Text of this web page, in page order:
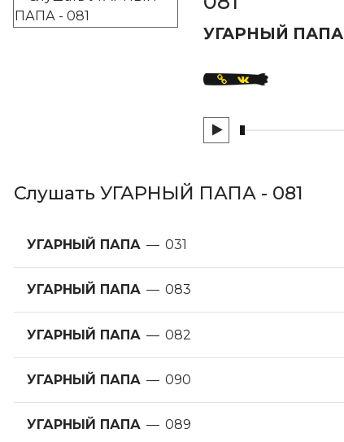
УГАРНЫЙ ПАПА
Слушать УГАРНЫЙ ПАПА - 081
УГАРНЫЙ ПАПА — 031
УГАРНЫЙ ПАПА — 083
УГАРНЫЙ ПАПА — 082
УГАРНЫЙ ПАПА — 090
УГАРНЫЙ ПАПА — 089